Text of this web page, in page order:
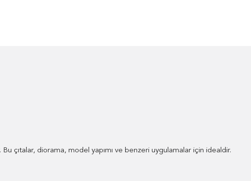
çıtalar, diorama, model yapımı ve benzeri uygulamalar için idealdir.